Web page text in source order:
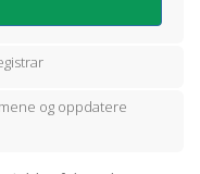
og oppdatere